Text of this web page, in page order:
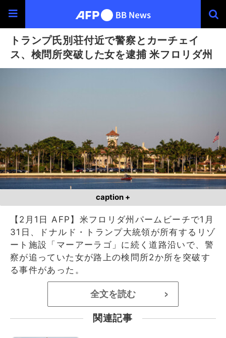
トランプ氏別荘付近で警察とカーチェイ
ス、検問所突破した女を逮捕 米フロリダ州
caption +
【2月1日 AFP】米フロリダ州パームビーチで1月
31日、ドナルド・トランプ大統領が所有するリゾ
ート施設「マーアーラゴ」に続く道路沿いで、警
察が追っていた女が路上の検問所2か所を突破す
る事件があった。
全文を読む >
関連記事